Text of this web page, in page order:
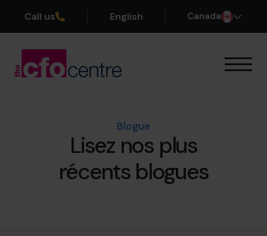
Call us English Canada
Rejoindre l’Équipe
Blogue
Lisez nos plus
récents blogues